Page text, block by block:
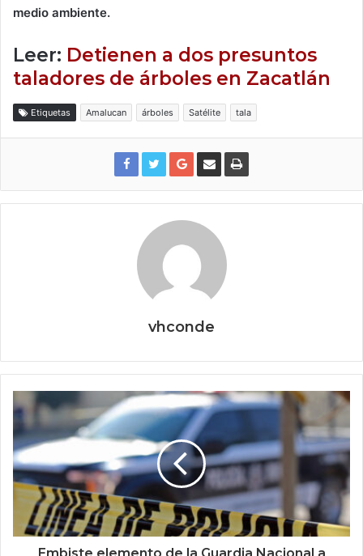
medio ambiente.
Leer: Detienen a dos presuntos
taladores de árboles en Zacatlán
Etiquetas Amalucan árboles Satélite tala
vhconde